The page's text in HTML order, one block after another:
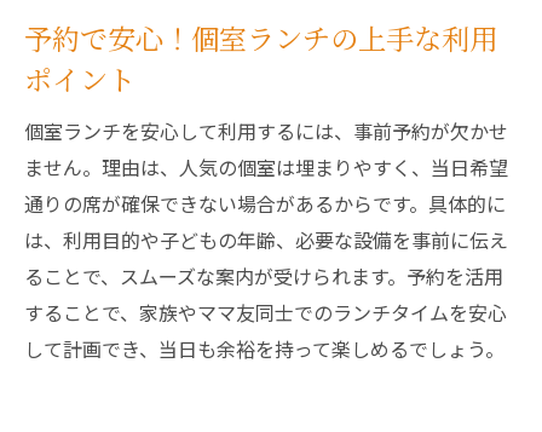
予約で安心！個室ランチの上手な利用
ポイント
個室ランチを安心して利用するには、事前予約が欠かせ
ません。理由は、人気の個室は埋まりやすく、当日希望
通りの席が確保できない場合があるからです。具体的に
は、利用目的や子どもの年齢、必要な設備を事前に伝え
ることで、スムーズな案内が受けられます。予約を活用
することで、家族やママ友同士でのランチタイムを安心
して計画でき、当日も余裕を持って楽しめるでしょう。